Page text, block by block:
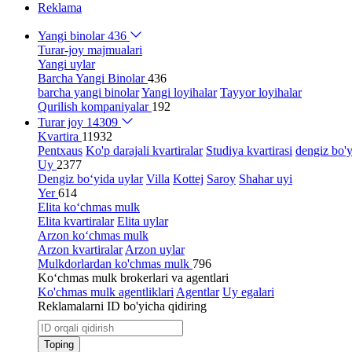
Reklama
Yangi binolar436
Turar-joy majmualari
Yangi uylar
Barcha Yangi Binolar436
barcha yangi binolarYangi loyihalar Tayyor loyihalar
Qurilish kompaniyalar 192
Turar joy 14309
Kvartira 11932
Pentxaus Ko'p darajali kvartiralar Studiya kvartirasi dengiz
Uy 2377
Dengiz bo‘yida uylar Villa Kottej Saroy Shahar uyi
Yer614
Elita ko‘chmas mulk
Elita kvartiralar Elita uylar
Arzon ko‘chmas mulk
Arzon kvartiralar Arzon uylar
Mulkdorlardan ko'chmas mulk 796
Ko‘chmas mulk brokerlari va agentlari
Ko'chmas mulk agentliklari Agentlar Uy egalari
Reklamalarni ID bo'yicha qidiring
Toping